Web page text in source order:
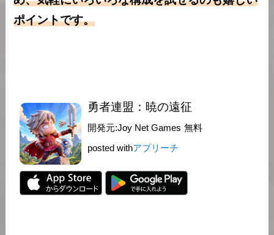
ポイントです。
勇者連盟：暁の遠征
開発元:Joy Net Games 無料
posted withアプリーチ